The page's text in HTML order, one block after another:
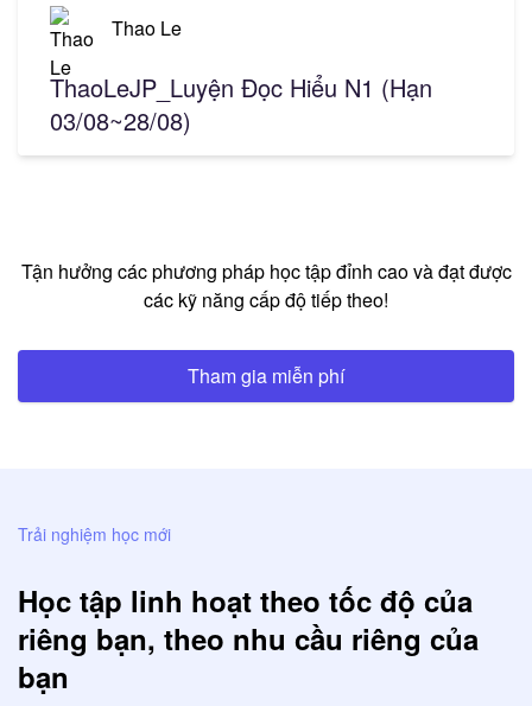
Thao Le
ThaoLeJP_Luyện Đọc Hiểu N1 (Hạn
03/08~28/08)
Tận hưởng các phương pháp học tập đỉnh cao và đạt được
các kỹ năng cấp độ tiếp theo!
Tham gia miễn phí
Trải nghiệm học mới
Học tập linh hoạt theo tốc độ của
riêng bạn, theo nhu cầu riêng của
bạn